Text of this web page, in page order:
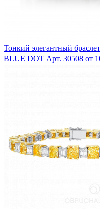
Тонкий элегантный
BLUE DOT Арт. 30508 от